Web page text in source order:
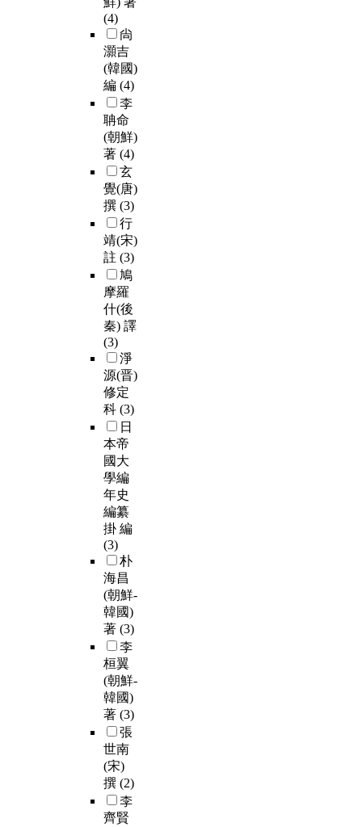
(4)
尙
灝吉
(韓國)
編 (4)
李
聃命
(朝鮮)
著 (4)
玄
覺(唐)
撰 (3)
行
靖(宋)
註 (3)
鳩
摩羅
什(後
秦) 譯
(3)
淨
源(晋)
修定
科 (3)
日
本帝
國大
學編
年史
編纂
掛 編
(3)
朴
海昌
(朝鮮-
韓國)
著 (3)
李
桓翼
(朝鮮-
韓國)
著 (3)
張
世南
(宋)
撰 (2)
李
齊賢